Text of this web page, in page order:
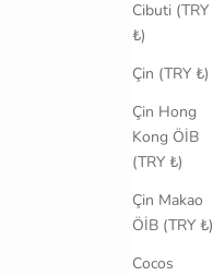
Cibuti (TRY
₺)
Çin (TRY ₺)
Çin Hong
Kong ÖİB
(TRY ₺)
Çin Makao
ÖİB (TRY ₺)
Cocos